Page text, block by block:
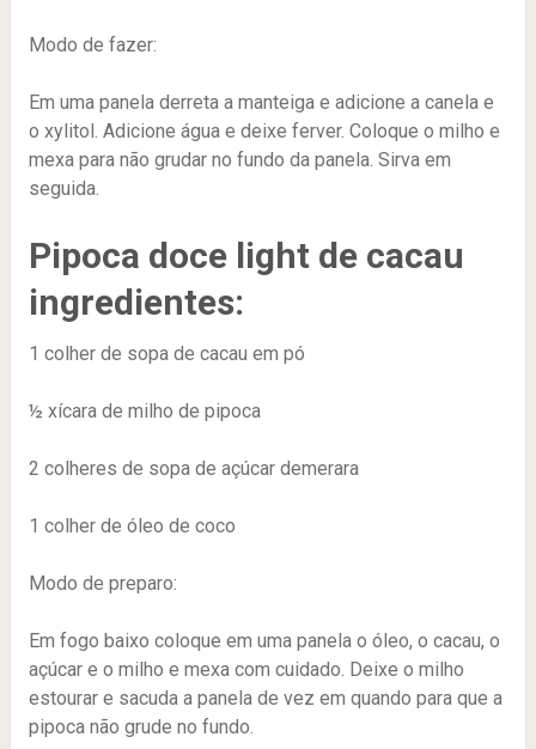
Modo de fazer:
Em uma panela derreta a manteiga e adicione a canela e
o xylitol. Adicione água e deixe ferver. Coloque o milho e
mexa para não grudar no fundo da panela. Sirva em
seguida.
Pipoca doce light de cacau
ingredientes:
1 colher de sopa de cacau em pó
½ xícara de milho de pipoca
2 colheres de sopa de açúcar demerara
1 colher de óleo de coco
Modo de preparo:
Em fogo baixo coloque em uma panela o óleo, o cacau, o
açúcar e o milho e mexa com cuidado. Deixe o milho
estourar e sacuda a panela de vez em quando para que a
pipoca não grude no fundo.